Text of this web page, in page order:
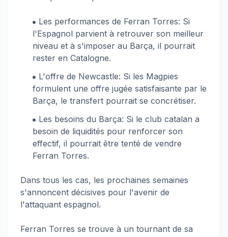
Les performances de Ferran Torres: Si
l'Espagnol parvient à retrouver son meilleur
niveau et à s'imposer au Barça, il pourrait
rester en Catalogne.
L'offre de Newcastle: Si les Magpies
formulent une offre jugée satisfaisante par le
Barça, le transfert pourrait se concrétiser.
Les besoins du Barça: Si le club catalan a
besoin de liquidités pour renforcer son
effectif, il pourrait être tenté de vendre
Ferran Torres.
Dans tous les cas, les prochaines semaines
s'annoncent décisives pour l'avenir de
l'attaquant espagnol.
Ferran Torres se trouve à un tournant de sa